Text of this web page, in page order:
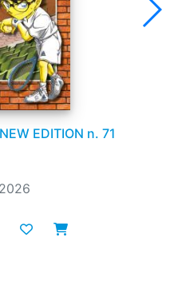
EDITION n. 71